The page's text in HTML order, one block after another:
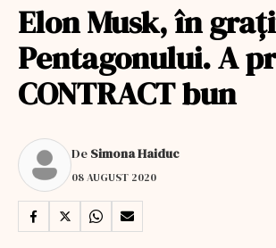
Elon Musk, în
Pentagonului. A
CONTRACT bun
De Simona Haiduc
08 AUGUST 2020